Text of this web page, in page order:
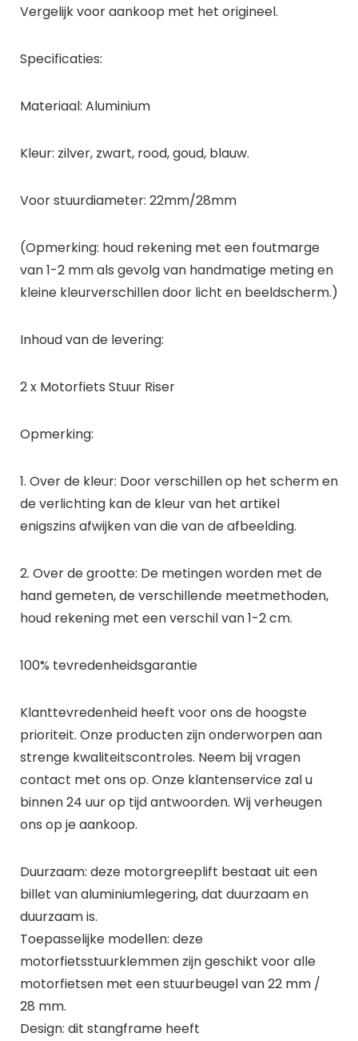
Vergelijk voor aankoop met het origineel.
Specificaties:
Materiaal: Aluminium
Kleur: zilver, zwart, rood, goud, blauw.
Voor stuurdiameter: 22mm/28mm
(Opmerking: houd rekening met een foutmarge
van 1-2 mm als gevolg van handmatige meting en
kleine kleurverschillen door licht en beeldscherm.)
Inhoud van de levering:
2 x Motorfiets Stuur Riser
Opmerking:
1. Over de kleur: Door verschillen op het scherm en
de verlichting kan de kleur van het artikel
enigszins afwijken van die van de afbeelding.
2. Over de grootte: De metingen worden met de
hand gemeten, de verschillende meetmethoden,
houd rekening met een verschil van 1-2 cm.
100% tevredenheidsgarantie
Klanttevredenheid heeft voor ons de hoogste
prioriteit. Onze producten zijn onderworpen aan
strenge kwaliteitscontroles. Neem bij vragen
contact met ons op. Onze klantenservice zal u
binnen 24 uur op tijd antwoorden. Wij verheugen
ons op je aankoop.
Duurzaam: deze motorgreeplift bestaat uit een
billet van aluminiumlegering, dat duurzaam en
duurzaam is.
Toepasselijke modellen: deze
motorfietsstuurklemmen zijn geschikt voor alle
motorfietsen met een stuurbeugel van 22 mm /
28 mm.
Design: dit stangframe heeft